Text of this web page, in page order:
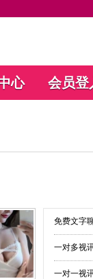
心 会员登
免费文字
一对多视
一对一视